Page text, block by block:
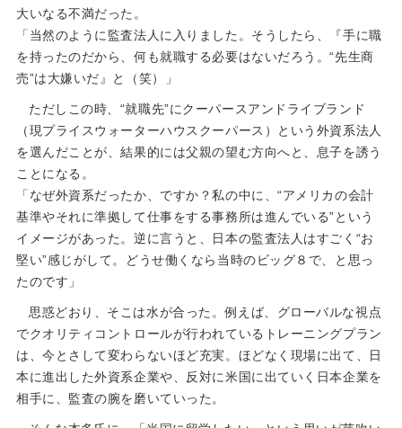
大いなる不満だった。
「当然のように監査法人に入りました。そうしたら、『手に職
を持ったのだから、何も就職する必要はないだろう。“先生商
売”は大嫌いだ』と（笑）」
ただしこの時、“就職先”にクーパースアンドライブランド
（現プライスウォーターハウスクーパース）という外資系法人
を選んだことが、結果的には父親の望む方向へと、息子を誘う
ことになる。
「なぜ外資系だったか、ですか？私の中に、“アメリカの会計
基準やそれに準拠して仕事をする事務所は進んでいる”という
イメージがあった。逆に言うと、日本の監査法人はすごく“お
堅い”感じがして。どうせ働くなら当時のビッグ８で、と思っ
たのです」
思惑どおり、そこは水が合った。例えば、グローバルな視点
でクオリティコントロールが行われているトレーニングプラン
は、今とさして変わらないほど充実。ほどなく現場に出て、日
本に進出した外資系企業や、反対に米国に出ていく日本企業を
相手に、監査の腕を磨いていった。